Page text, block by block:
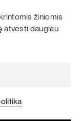
žiniomis
atvesti daugiau